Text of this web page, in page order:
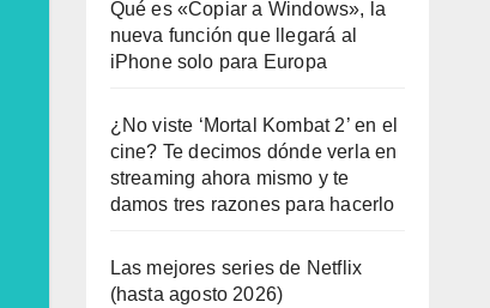
Qué es «Copiar a Windows», la
nueva función que llegará al
iPhone solo para Europa
¿No viste ‘Mortal Kombat 2’ en el
cine? Te decimos dónde verla en
streaming ahora mismo y te
damos tres razones para hacerlo
Las mejores series de Netflix
(hasta agosto 2026)